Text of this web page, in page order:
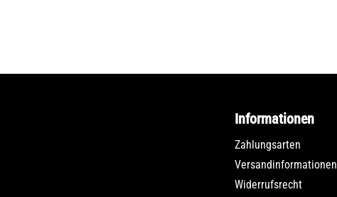
Informationen
Zahlungsarten
Versandinformationen
Widerrufsrecht